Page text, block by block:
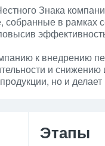
Знака
собранные в рамках
к внедрению
и
но и
Этапы